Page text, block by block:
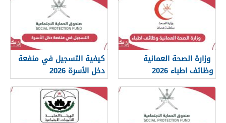
وزارة الصحة العمانية
وظائف اطباء 2026
كيفية التسجيل في منفعة
دخل الأسرة 2026